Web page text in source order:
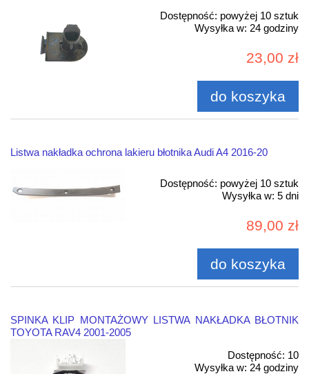
Dostępność: powyżej 10 sztuk
Wysyłka w: 24 godziny
23,00 zł
do koszyka
Listwa nakładka ochrona lakieru błotnika Audi A4 2016-20
Dostępność: powyżej 10 sztuk
Wysyłka w: 5 dni
89,00 zł
do koszyka
SPINKA KLIP MONTAŻOWY LISTWA NAKŁADKA BŁOTNIK
TOYOTA RAV4 2001-2005
Dostępność: 10
Wysyłka w: 24 godziny